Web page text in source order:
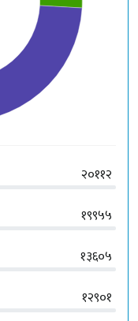
२०११२
१९९५५
१३६०५
१२९०१